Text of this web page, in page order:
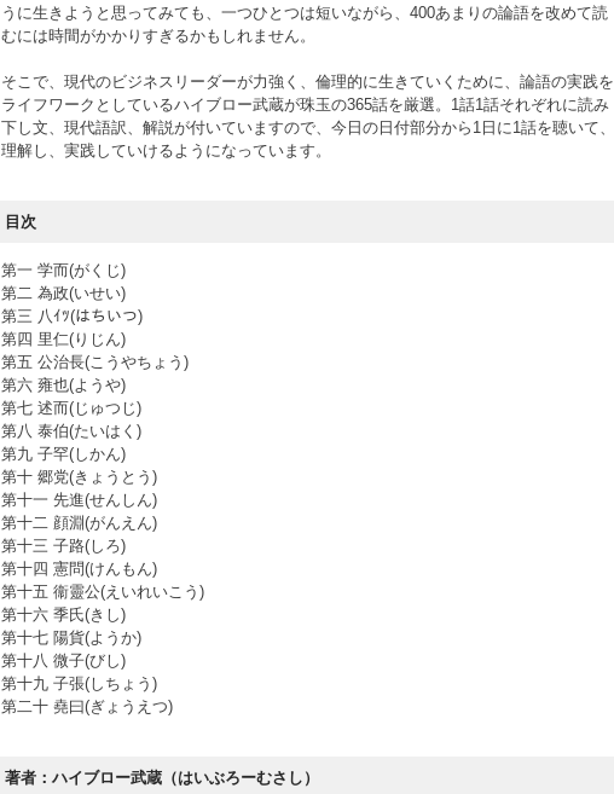
うに生きようと思ってみても、一つひとつは短いながら、400あまりの論語を改めて読
むには時間がかかりすぎるかもしれません。
そこで、現代のビジネスリーダーが力強く、倫理的に生きていくために、論語の実践を
ライフワークとしているハイブロー武蔵が珠玉の365話を厳選。1話1話それぞれに読み
下し文、現代語訳、解説が付いていますので、今日の日付部分から1日に1話を聴いて、
理解し、実践していけるようになっています。
目次
第一 学而(がくじ)
第二 為政(いせい)
第三 八ｲﾂ(はちいつ)
第四 里仁(りじん)
第五 公治長(こうやちょう)
第六 雍也(ようや)
第七 述而(じゅつじ)
第八 泰伯(たいはく)
第九 子罕(しかん)
第十 郷党(きょうとう)
第十一 先進(せんしん)
第十二 顔淵(がんえん)
第十三 子路(しろ)
第十四 憲問(けんもん)
第十五 衞靈公(えいれいこう)
第十六 季氏(きし)
第十七 陽貨(ようか)
第十八 微子(びし)
第十九 子張(しちょう)
第二十 堯曰(ぎょうえつ)
著者：ハイブロー武蔵（はいぶろーむさし）